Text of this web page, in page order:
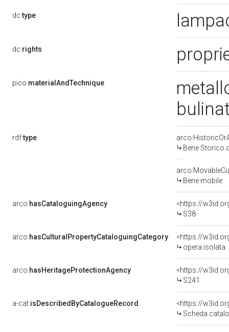
dc:type
dc:rights
pico:materialAndTechnique
rdf:type
Bene Storico
Bene mobile
arco:hasCataloguingAgency
<https://
S38
arco:hasCulturalPropertyCataloguingCategory
<https://
opera isolata
arco:hasHeritageProtectionAgency
<https://
S241
a-cat:isDescribedByCatalogueRecord
<https://
Scheda